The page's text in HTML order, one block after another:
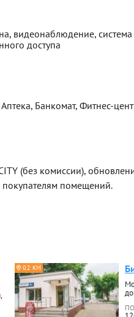
видеонаблюдение, система
доступа
Банкомат, Фитнес-
(без комиссии),
помещений.
0.2 КМ